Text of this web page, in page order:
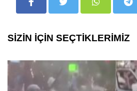
SİZİN İÇİN SEÇTİKLERİMİZ